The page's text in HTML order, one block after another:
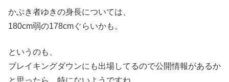
かぶき者ゆきの身長については、
180cm弱の178cmぐらいかも。
というのも、
ブレイキングダウンにも出場してるので公開情報があるか
と思ったら、特にないようですね。